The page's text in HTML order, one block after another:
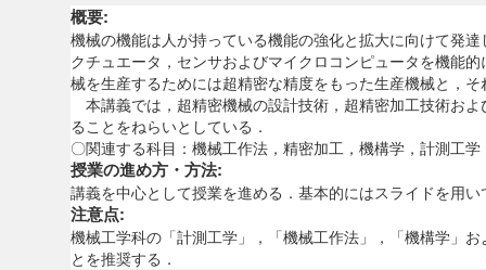
概要:
機械の機能は人が持っている機能の強化と拡大に向けて発
クチュエータ，センサおよびマイクロコンピュータを機能
械を生産するためには超精密な精度をもった生産機械と，
本講義では，超精密機械の設計技術，超精密加工技術お
ることをねらいとしている．
〇関連する科目：機械工作法，精密加工，機構学，計測工学
授業の進め方・方法:
講義を中心として授業を進める．基本的にはスライドを用
注意点:
機械工学科の「計測工学」，「機械工作法」，「機構学」
とを推奨する．